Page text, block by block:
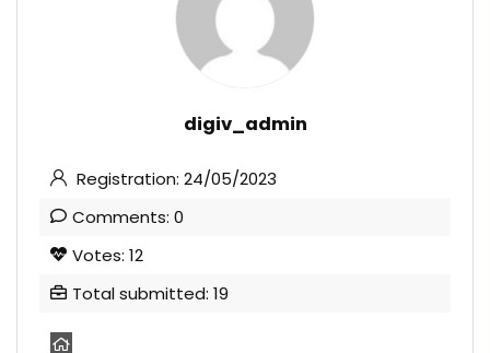
digiv_admin
Registration: 24/05/2023
Comments: 0
Votes: 12
Total submitted: 19